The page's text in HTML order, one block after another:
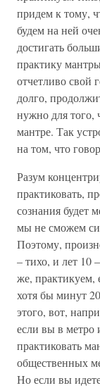
придем к тому,
будем на ней
достигать
практику
отчетливо свой
долго,
нужно для того,
мантре. Так
на том, что
Разум
практиковать,
сознания будет
мы не сможем
Поэтому,
– тихо, и лет 10
же, практикуем,
хотя бы минут
этого, вот,
если вы в метро
практиковать
общественных
Но если вы